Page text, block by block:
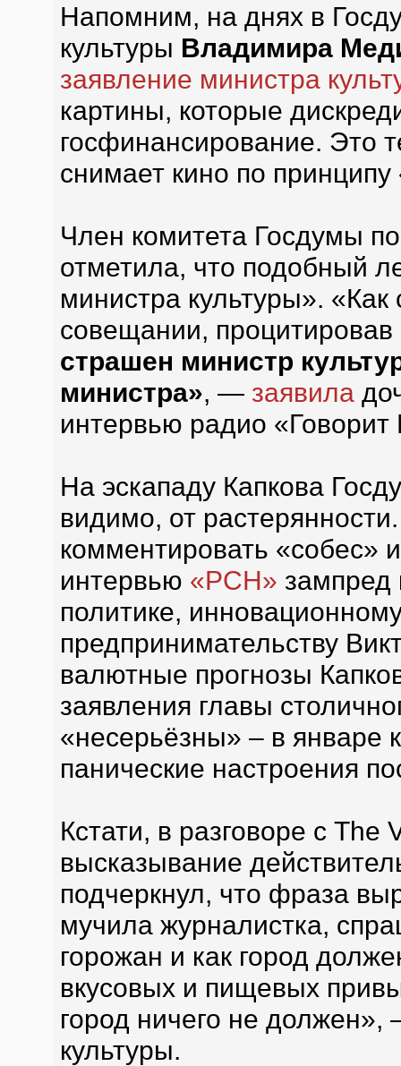
Напомним, на днях в
культуры Владимира
заявление министра
картины, которые
госфинансирование. Это
снимает кино по
Член комитета Госдумы
отметила, что подобный
министра культуры».
совещании,
страшен министр
министра», — заявила
интервью радио «Говорит
На эскападу Капкова
видимо, от
комментировать «собес»
интервью «РСН» зампред
политике,
предпринимательству
валютные прогнозы
заявления главы
«несерьёзны» – в январе
панические настроения
Кстати, в разговоре с The
высказывание
подчеркнул, что фраза
мучила журналистка,
горожан и как город
вкусовых и пищевых
город ничего не
культуры.